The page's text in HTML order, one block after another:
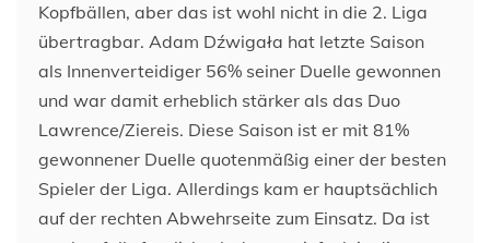
Kopfbällen, aber das ist wohl nicht in die 2. Liga
übertragbar. Adam Dźwigała hat letzte Saison
als Innenverteidiger 56% seiner Duelle gewonnen
und war damit erheblich stärker als das Duo
Lawrence/Ziereis. Diese Saison ist er mit 81%
gewonnener Duelle quotenmäßig einer der besten
Spieler der Liga. Allerdings kam er hauptsächlich
auf der rechten Abwehrseite zum Einsatz. Da ist